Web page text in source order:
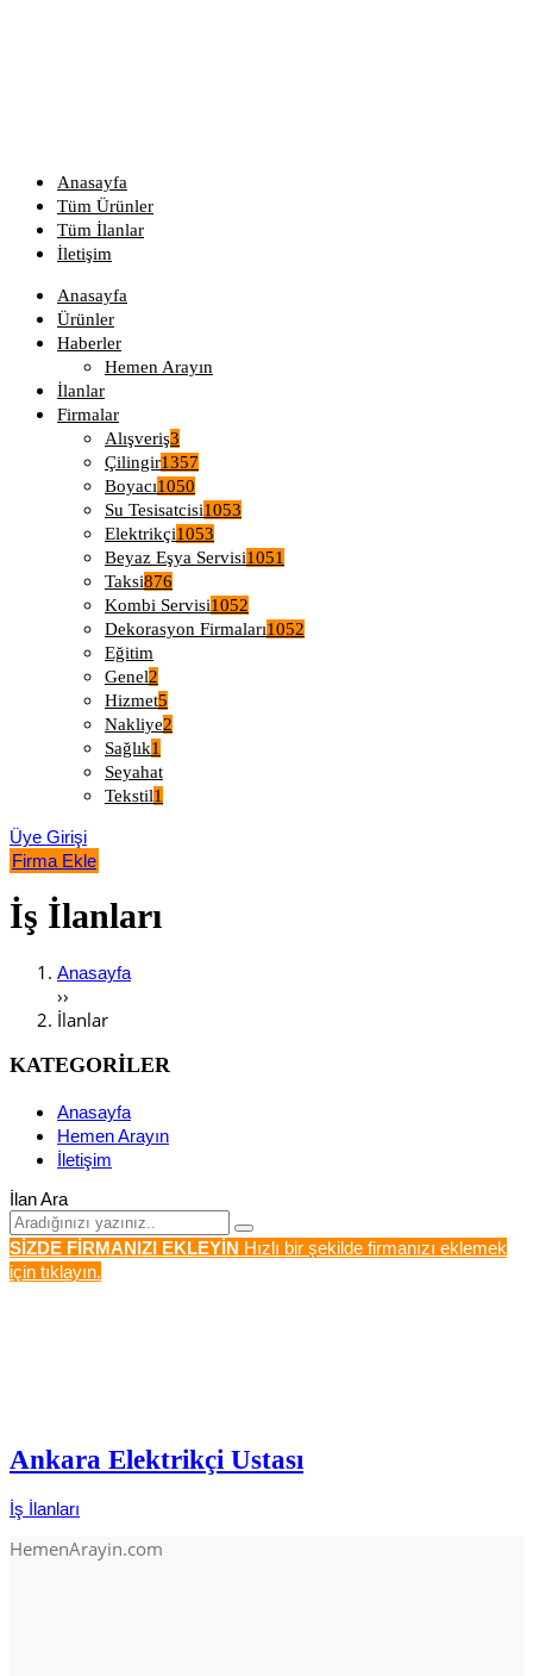
Anasayfa
Tüm Ürünler
Tüm İlanlar
İletişim
Anasayfa
Ürünler
Haberler
Hemen Arayın
İlanlar
Firmalar
Alışveriş3
Çilingir1357
Boyacı1050
Su Tesisatcisi1053
Elektrikçi1053
Beyaz Eşya Servisi1051
Taksi876
Kombi Servisi1052
Dekorasyon Firmaları1052
Eğitim
Genel2
Hizmet5
Nakliye2
Sağlık1
Seyahat
Tekstil1
Üye Girişi
Firma Ekle
İş İlanları
Anasayfa
››
İlanlar
KATEGORİLER
Anasayfa
Hemen Arayın
İletişim
İlan Ara
SİZDE FİRMANIZI EKLEYİN Hızlı bir şekilde firmanızı eklemek
için tıklayın.
Ankara Elektrikçi Ustası
İş İlanları
HemenArayin.com